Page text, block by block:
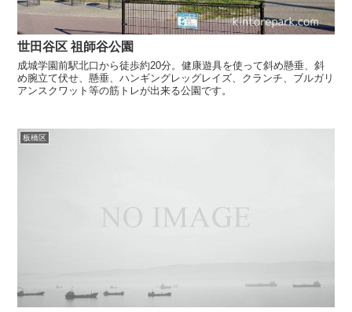
世田谷区 祖師谷公園
成城学園前駅北口から徒歩約20分。健康遊具を使って斜め懸垂、斜
め腕立て伏せ、懸垂、ハンギングレッグレイズ、クランチ、ブルガリ
アンスクワット等の筋トレが出来る公園です。
板橋区